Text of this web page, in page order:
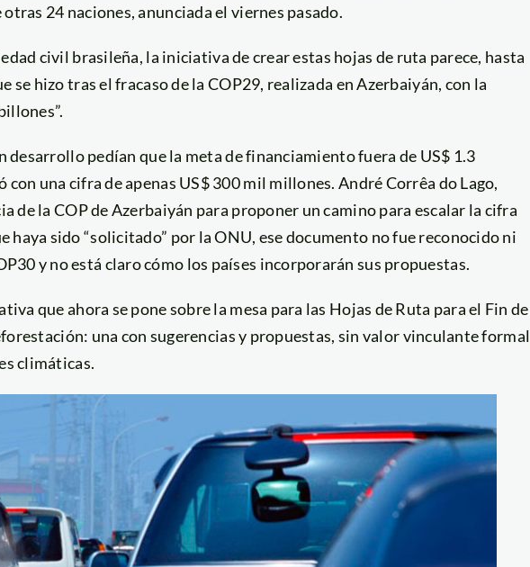
24 naciones, anunciada el viernes pasado.
civil brasileña, la iniciativa de crear estas hojas de ruta parece, hasta
se hizo tras el fracaso de la COP29, realizada en Azerbaiyán, con la
desarrollo pedían que la meta de financiamiento fuera de US$ 1.3
una cifra de apenas US$ 300 mil millones. André Corrêa do Lago,
de la COP de Azerbaiyán para proponer un camino para escalar la cifra
haya sido “solicitado” por la ONU, ese documento no fue reconocido ni
y no está claro cómo los países incorporarán sus propuestas.
que ahora se pone sobre la mesa para las Hojas de Ruta para el Fin de
una con sugerencias y propuestas, sin valor vinculante formal
climáticas.